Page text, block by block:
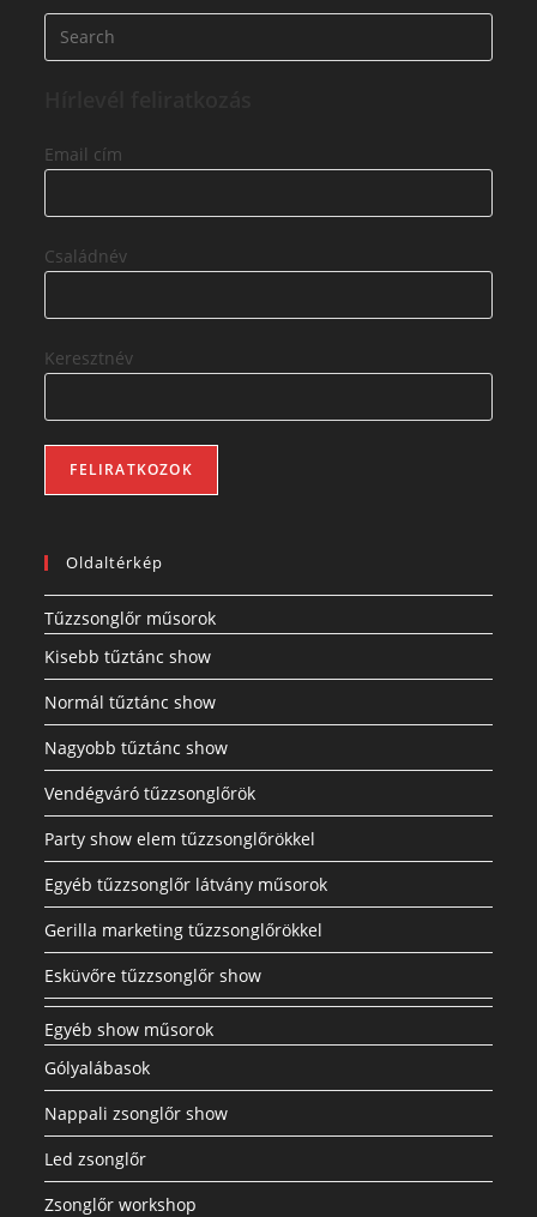
Email cím
Családnév
Keresztnév
Oldaltérkép
Tűzzsonglőr műsorok
Kisebb tűztánc show
Normál tűztánc show
Nagyobb tűztánc show
Vendégváró tűzzsonglőrök
Party show elem tűzzsonglőrökkel
Egyéb tűzzsonglőr látvány műsorok
Gerilla marketing tűzzsonglőrökkel
Esküvőre tűzzsonglőr show
Egyéb show műsorok
Gólyalábasok
Nappali zsonglőr show
Led zsonglőr
Zsonglőr workshop